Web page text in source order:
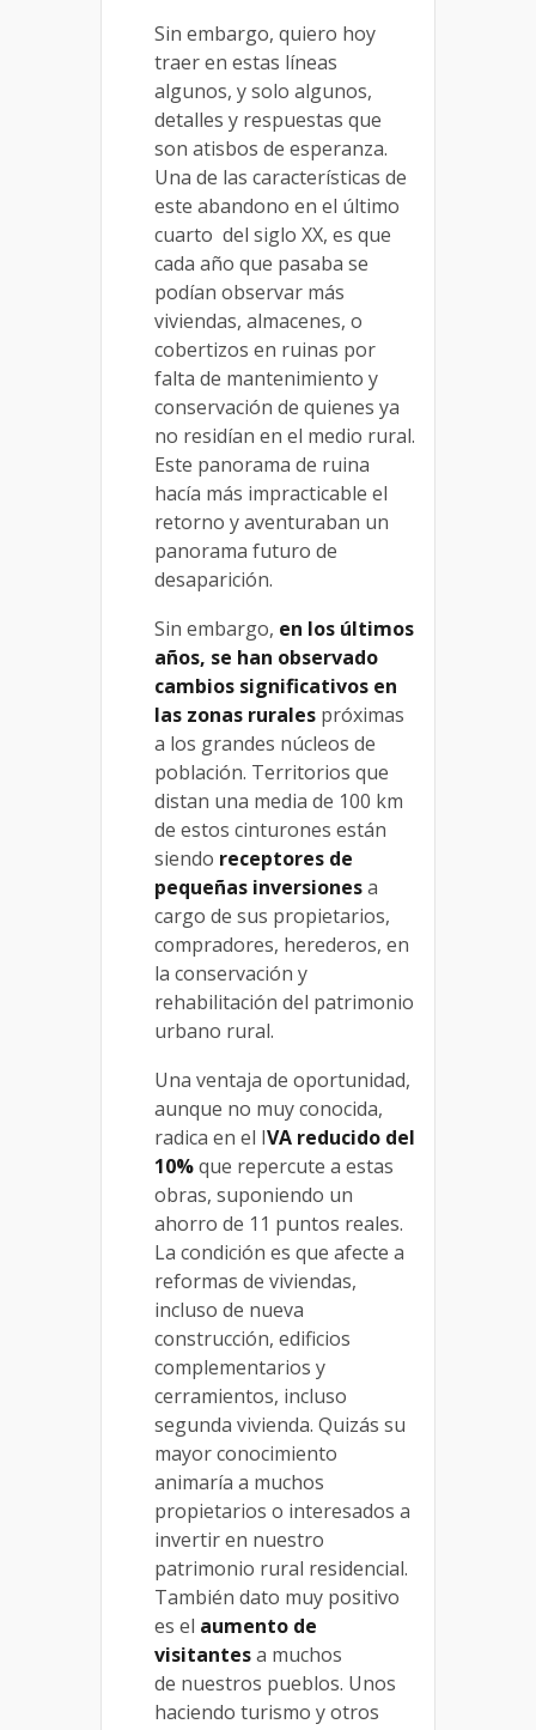
Sin embargo, quiero hoy
traer en estas líneas
algunos, y solo algunos,
detalles y respuestas que
son atisbos de esperanza.
Una de las características de
este abandono en el último
cuarto del siglo XX, es que
cada año que pasaba se
podían observar más
viviendas, almacenes, o
cobertizos en ruinas por
falta de mantenimiento y
conservación de quienes ya
no residían en el medio rural.
Este panorama de ruina
hacía más impracticable el
retorno y aventuraban un
panorama futuro de
desaparición.
Sin embargo, en los últimos
años, se han observado
cambios significativos en
las zonas rurales próximas
a los grandes núcleos de
población. Territorios que
distan una media de 100 km
de estos cinturones están
siendo receptores de
pequeñas inversionesa
cargo de sus propietarios,
compradores, herederos, en
la conservación y
rehabilitación del patrimonio
urbano rural.
Una ventaja de oportunidad,
aunque no muy conocida,
radica en el IVA reducido del
10%que repercute a estas
obras, suponiendo un
ahorro de 11 puntos reales.
La condición es que afecte a
reformas de viviendas,
incluso de nueva
construcción, edificios
complementarios y
cerramientos, incluso
segunda vivienda. Quizás su
mayor conocimiento
animaría a muchos
propietarios o interesados a
invertir en nuestro
patrimonio rural residencial.
También dato muy positivo
es el aumento de
visitantesa muchos
de nuestros pueblos. Unos
haciendo turismo y otros